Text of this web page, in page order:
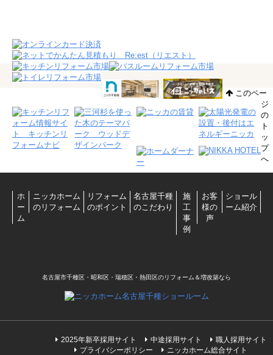
このペー
ジ
の
ト
ッ
プ
へ
ホ
ー
ム
ニッカホーム
のリフォーム
リフォーム
のポイント
名古屋千種
のこだわり
施
工
事
例
お客
様の
声
ショール
ーム紹介
名古屋市千種区・昭和区・瑞穂区・熱田区のリフォーム＆増改築なら
2025年新卒採用サイト 中途採用サイト
職人採用サイト
プライバシーポリシー
ニッカホーム総合サイト